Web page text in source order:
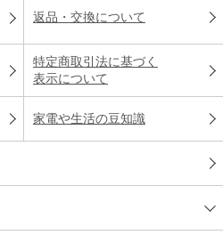
返品・交換について
特定商取引法に基づく
表示について
家電や生活の豆知識